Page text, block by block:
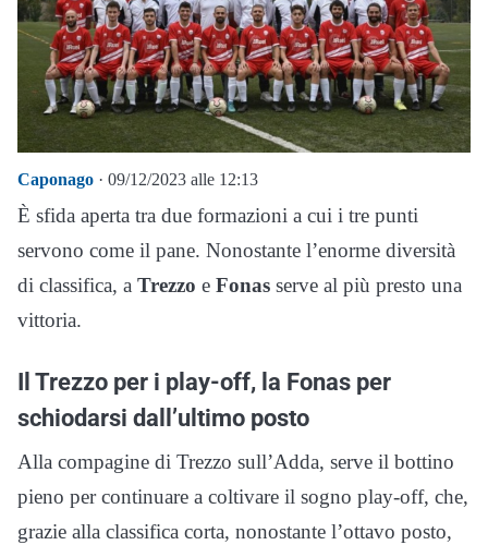
Caponago · 09/12/2023 alle 12:13
È sfida aperta tra due formazioni a cui i tre punti
servono come il pane. Nonostante l’enorme diversità
di classifica, a Trezzo e Fonas serve al più presto una
vittoria.
Il Trezzo per i play-off, la Fonas per
schiodarsi dall’ultimo posto
Alla compagine di Trezzo sull’Adda, serve il bottino
pieno per continuare a coltivare il sogno play-off, che,
grazie alla classifica corta, nonostante l’ottavo posto,